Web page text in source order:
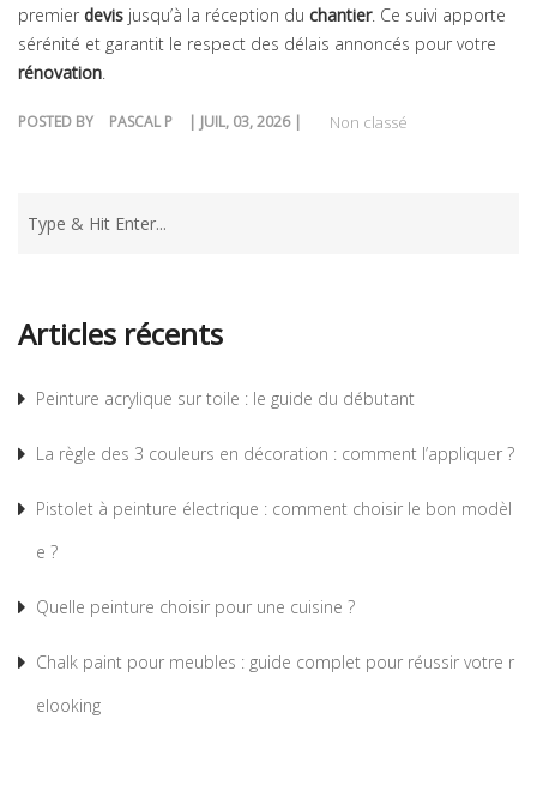
premier devis jusqu’à la réception du chantier. Ce suivi apporte
sérénité et garantit le respect des délais annoncés pour votre
rénovation.
POSTED BY PASCAL P | JUIL, 03, 2026 | Non classé
Articles récents
Peinture acrylique sur toile : le guide du débutant
La règle des 3 couleurs en décoration : comment l’appliquer ?
Pistolet à peinture électrique : comment choisir le bon modèl
e ?
Quelle peinture choisir pour une cuisine ?
Chalk paint pour meubles : guide complet pour réussir votre r
elooking